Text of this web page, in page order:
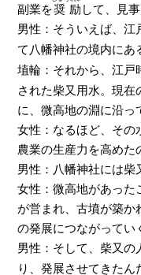
副業を奨励 して、見
男性：そういえば、江
て八幡神社の境内にあ
埴輪：それから、江戸
された柴又用水。現在
に、微高地の淵に沿っ
女性：なるほど、その
農業の生産力を高めた
男性：八幡神社には柴
女性：微高地があった
が営まれ、古墳が築か
の発展につながってい
男性：そして、柴又の
り、発展させてきたん